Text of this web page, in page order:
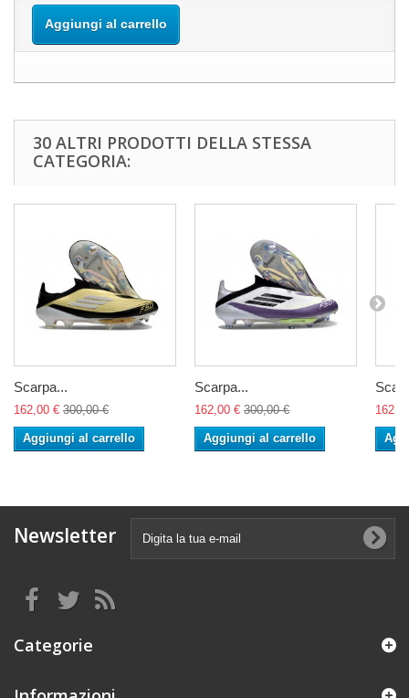
Aggiungi al carrello
30 ALTRI PRODOTTI DELLA STESSA
CATEGORIA:
Scarpa...
162,00 € 300,00 €
Aggiungi al carrello
Scarpa...
162,00 € 300,00 €
Aggiungi al carrello
Newsletter
Categorie